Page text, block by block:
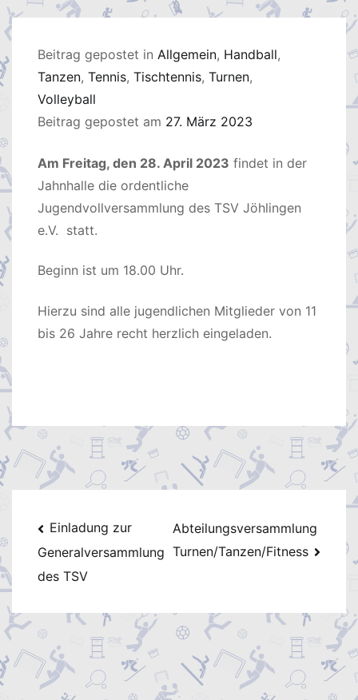
Beitrag gepostet in Allgemein, Handball,
Tanzen, Tennis, Tischtennis, Turnen,
Volleyball
Beitrag gepostet am 27. März 2023
Am Freitag, den 28. April 2023 findet in der
Jahnhalle die ordentliche
Jugendvollversammlung des TSV Jöhlingen
e.V. statt.
Beginn ist um 18.00 Uhr.
Hierzu sind alle jugendlichen Mitglieder von 11
bis 26 Jahre recht herzlich eingeladen.
Beitragsnavigation
Einladung zur
Generalversammlung
des TSV
Abteilungsversammlung
Turnen/Tanzen/Fitness